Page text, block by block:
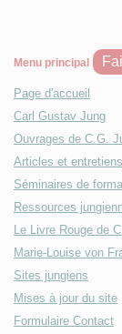
Menu principal
Page d'accueil
Carl Gustav Jung
Ouvrages de C.G.
Articles et entretiens
Séminaires de
Ressources
Le Livre Rouge de
Marie-Louise von
Sites jungiens
Mises à jour du site
Formulaire Contact